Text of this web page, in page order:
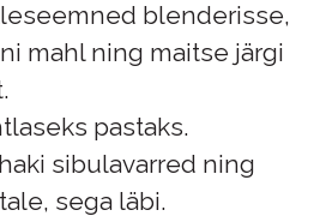
blenderisse,
mahl ning maitse järgi
pastaks.
sibulavarred ning
sega läbi.